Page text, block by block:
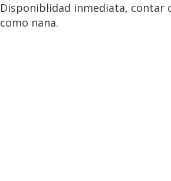
Disponiblidad inmediata, contar
como nana.